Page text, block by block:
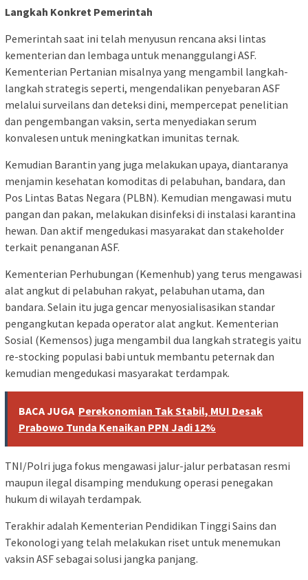
Langkah Konkret Pemerintah
Pemerintah saat ini telah menyusun rencana aksi lintas
kementerian dan lembaga untuk menanggulangi ASF.
Kementerian Pertanian misalnya yang mengambil langkah-
langkah strategis seperti, mengendalikan penyebaran ASF
melalui surveilans dan deteksi dini, mempercepat penelitian
dan pengembangan vaksin, serta menyediakan serum
konvalesen untuk meningkatkan imunitas ternak.
Kemudian Barantin yang juga melakukan upaya, diantaranya
menjamin kesehatan komoditas di pelabuhan, bandara, dan
Pos Lintas Batas Negara (PLBN). Kemudian mengawasi mutu
pangan dan pakan, melakukan disinfeksi di instalasi karantina
hewan. Dan aktif mengedukasi masyarakat dan stakeholder
terkait penanganan ASF.
Kementerian Perhubungan (Kemenhub) yang terus mengawasi
alat angkut di pelabuhan rakyat, pelabuhan utama, dan
bandara. Selain itu juga gencar menyosialisasikan standar
pengangkutan kepada operator alat angkut. Kementerian
Sosial (Kemensos) juga mengambil dua langkah strategis yaitu
re-stocking populasi babi untuk membantu peternak dan
kemudian mengedukasi masyarakat terdampak.
BACA JUGA Perekonomian Tak Stabil, MUI Desak
Prabowo Tunda Kenaikan PPN Jadi 12%
TNI/Polri juga fokus mengawasi jalur-jalur perbatasan resmi
maupun ilegal disamping mendukung operasi penegakan
hukum di wilayah terdampak.
Terakhir adalah Kementerian Pendidikan Tinggi Sains dan
Tekonologi yang telah melakukan riset untuk menemukan
vaksin ASF sebagai solusi jangka panjang.